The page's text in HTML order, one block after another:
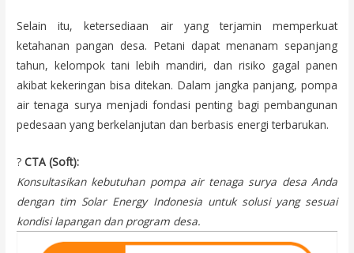
Selain itu, ketersediaan air yang terjamin memperkuat
ketahanan pangan desa. Petani dapat menanam sepanjang
tahun, kelompok tani lebih mandiri, dan risiko gagal panen
akibat kekeringan bisa ditekan. Dalam jangka panjang, pompa
air tenaga surya menjadi fondasi penting bagi pembangunan
pedesaan yang berkelanjutan dan berbasis energi terbarukan.
?CTA (Soft):
Konsultasikan kebutuhan pompa air tenaga surya desa Anda
dengan tim Solar Energy Indonesia untuk solusi yang sesuai
kondisi lapangan dan program desa.